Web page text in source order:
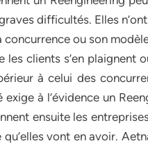
difficultés. Elles
ou son
clients s’en plaignent
à celui des
à l’évidence un
ensuite les
vont en avoir.